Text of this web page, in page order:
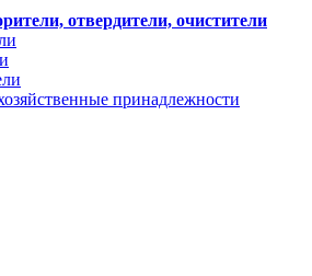
отвердители, очистители
принадлежности